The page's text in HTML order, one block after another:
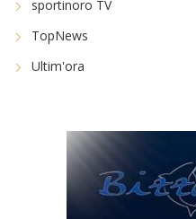
sportinoro TV
TopNews
Ultim'ora